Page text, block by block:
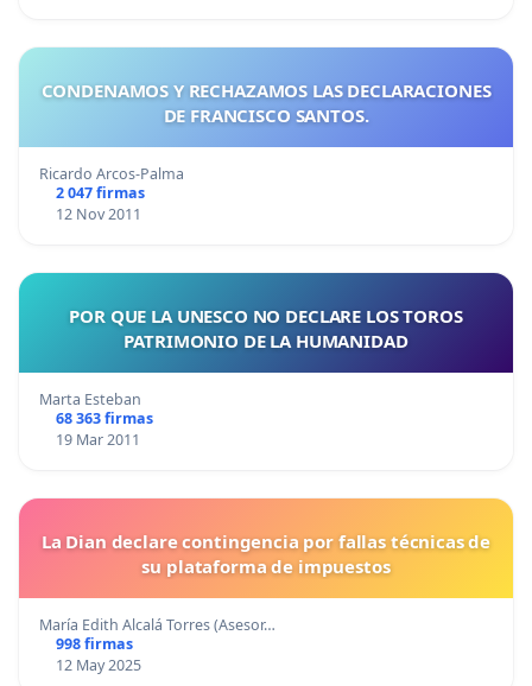
CONDENAMOS Y RECHAZAMOS LAS DECLARACIONES
DE FRANCISCO SANTOS.
Ricardo Arcos-Palma
2 047 firmas
12 Nov 2011
POR QUE LA UNESCO NO DECLARE LOS TOROS
PATRIMONIO DE LA HUMANIDAD
Marta Esteban
68 363 firmas
19 Mar 2011
La Dian declare contingencia por fallas técnicas de
su plataforma de impuestos
María Edith Alcalá Torres (Asesor…
998 firmas
12 May 2025